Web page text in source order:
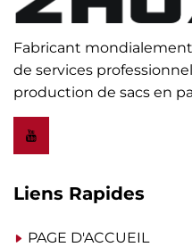
Fabricant
de services
production de sacs en
Liens Rapides
PAGE D'ACCUEIL